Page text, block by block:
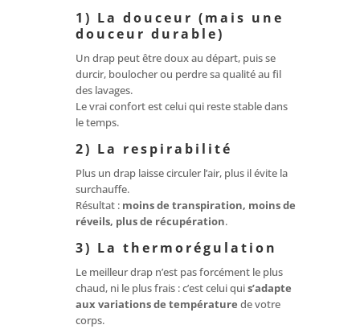
1) La douceur (mais une
douceur durable)
Un drap peut être doux au départ, puis se
durcir, boulocher ou perdre sa qualité au fil
des lavages.
Le vrai confort est celui qui reste stable dans
le temps.
2) La respirabilité
Plus un drap laisse circuler l’air, plus il évite la
surchauffe.
Résultat : moins de transpiration, moins de
réveils, plus de récupération.
3) La thermorégulation
Le meilleur drap n’est pas forcément le plus
chaud, ni le plus frais : c’est celui quis’adapte
aux variations de température de votre
corps.